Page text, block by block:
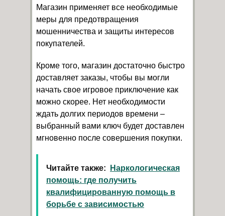
Магазин применяет все необходимые
меры для предотвращения
мошенничества и защиты интересов
покупателей.
Кроме того, магазин достаточно быстро
доставляет заказы, чтобы вы могли
начать свое игровое приключение как
можно скорее. Нет необходимости
ждать долгих периодов времени –
выбранный вами ключ будет доставлен
мгновенно после совершения покупки.
Читайте также:
Наркологическая
помощь: где получить
квалифицированную помощь в
борьбе с зависимостью